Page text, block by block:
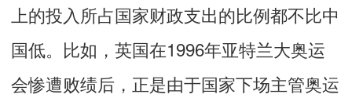
上的投入所占国家财政支出的比例都不比中
国低。比如，英国在1996年亚特兰大奥运
会惨遭败绩后，正是由于国家下场主管奥运